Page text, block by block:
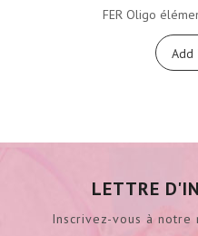
FER Oligo
Add
LETTRE
Inscrivez-vous à